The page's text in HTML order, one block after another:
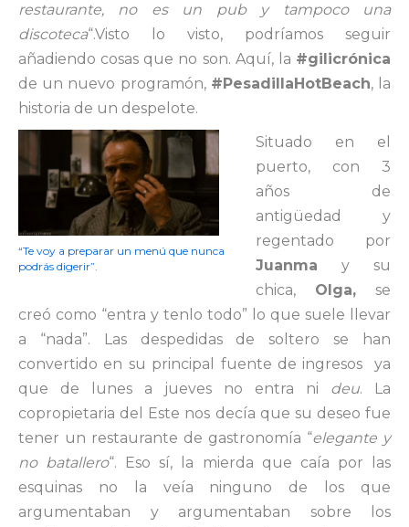
restaurante, no es un pub y tampoco una
discoteca“.Visto lo visto, podríamos seguir
añadiendo cosas que no son. Aquí, la #gilicrónica
de un nuevo programón, #PesadillaHotBeach, la
historia de un despelote.
“Te voy a preparar un menú que nunca
podrás digerir”.
Situado en el
puerto, con 3
años de
antigüedad y
regentado por
Juanma y su
chica, Olga, se
creó como “entra y tenlo todo” lo que suele llevar
a “nada”. Las despedidas de soltero se han
convertido en su principal fuente de ingresos ya
que de lunes a jueves no entra ni deu. La
copropietaria del Este nos decía que su deseo fue
tener un restaurante de gastronomía “elegante y
no batallero“. Eso sí, la mierda que caía por las
esquinas no la veía ninguno de los que
argumentaban y argumentaban sobre los